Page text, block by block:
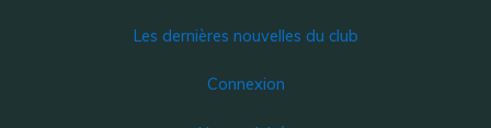
Les dernières nouvelles du club
Connexion